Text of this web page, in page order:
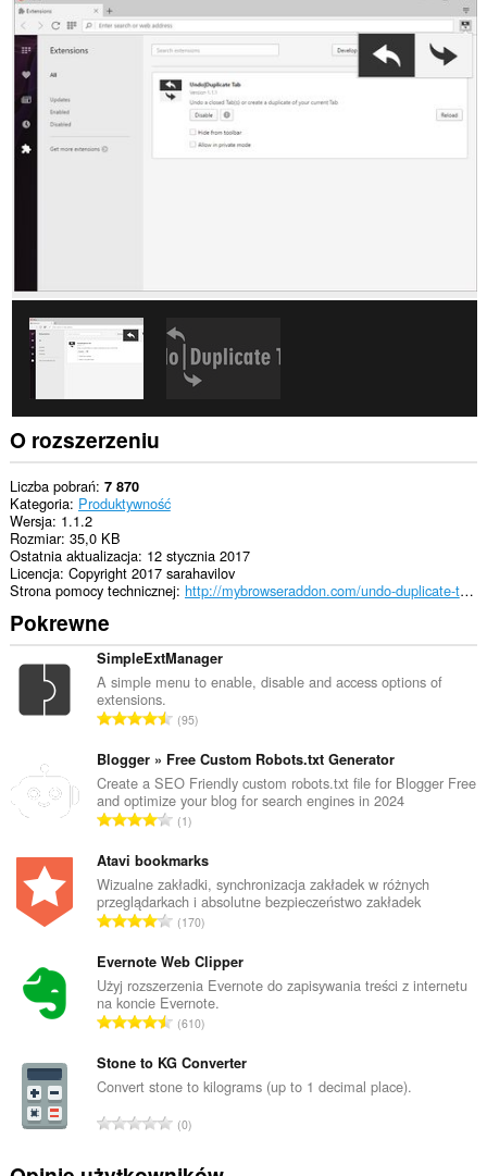
O rozszerzeniu
Liczba pobrań 7 870
Kategoria Produktywność
Wersja 1.1.2
Rozmiar 35,0 KB
Ostatnia aktualizacja 12 stycznia 2017
Licencja Copyright 2017 sarahavilov
Strona pomocy technicznej
http://mybrowseraddon.com/undo-duplicate-tab.html
Pokrewne
SimpleExtManager
A simple menu to enable, disable and access options of
extensions.
C
ł
k
o
w
t
a
l
c
z
b
a
c
e
:
95
Blogger » Free Custom Robots.txt Generator
Create a SEO Friendly custom robots.txt file for Blogger Free
and optimize your blog for search engines in 2024
C
ł
k
o
w
t
a
l
c
z
a
c
1
Atavi bookmarks
Wizualne zakładki, synchronizacja zakładek w różnych
przeglądarkach i absolutne bezpieczeństwo zakładek
C
ł
k
o
w
t
a
l
170
Evernote Web Clipper
Użyj rozszerzenia Evernote do zapisywania treści z internetu
na koncie Evernote.
C
ł
k
w
610
Stone to KG Converter
Convert stone to kilograms (up to 1 decimal place).
C
ł
0